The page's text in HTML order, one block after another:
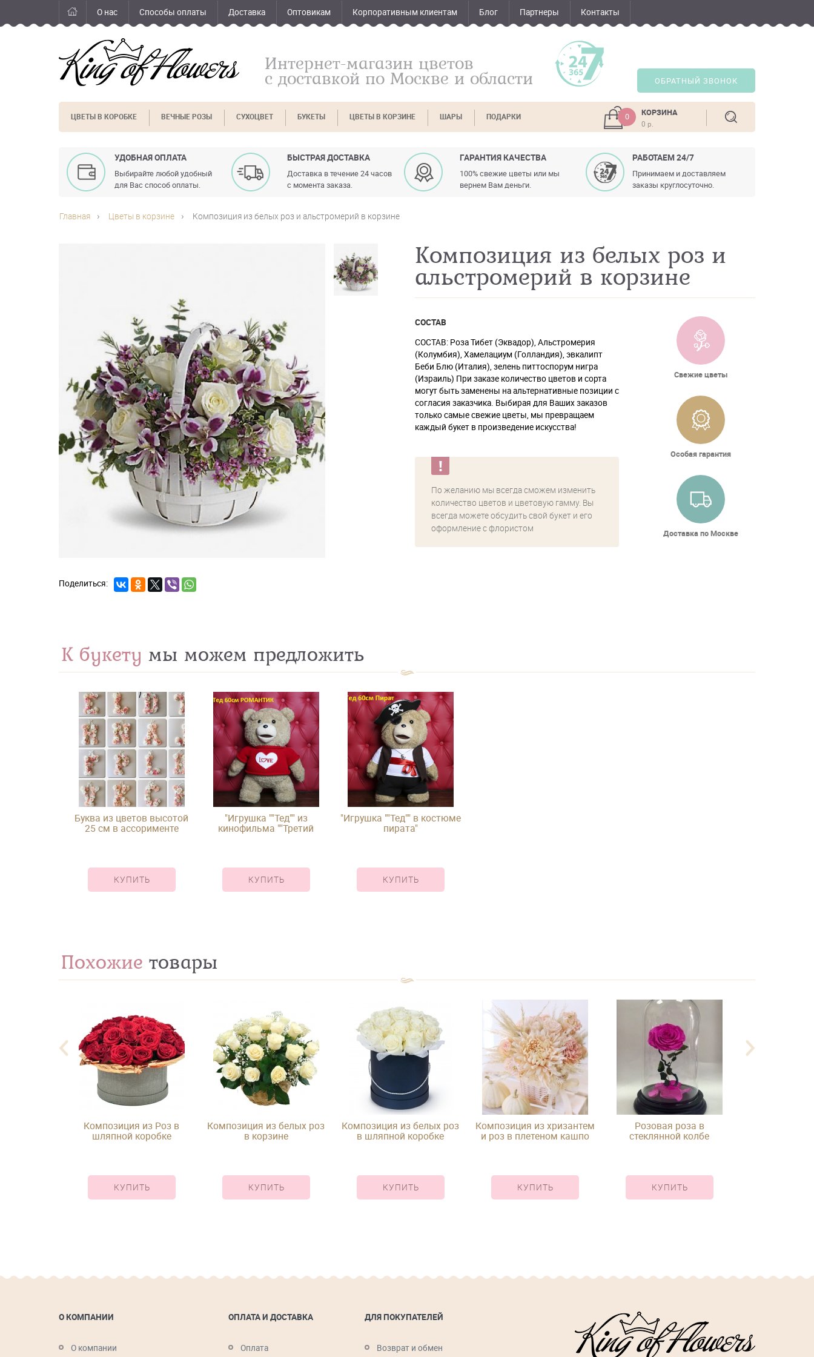
О нас Способы оплаты Доставка Оптовикам Корпоративным клиентам Блог Партнеры Контакты
Интернет-магазин цветов
с доставкой по Москве и области ОБРАТНЫЙ ЗВОНОК
ЦВЕТЫ В КОРОБКЕ ВЕЧНЫЕ РОЗЫ СУХОЦВЕТ БУКЕТЫ ЦВЕТЫ В КОРЗИНЕ ШАРЫ ПОДАРКИ 0 КОРЗИНА
0 р.
УДОБНАЯ ОПЛАТА
Выбирайте любой удобный
для Вас способ оплаты.
БЫСТРАЯ ДОСТАВКА
Доставка в течение 24 часов
с момента заказа.
ГАРАНТИЯ КАЧЕСТВА
100% свежие цветы или мы
вернем Вам деньги.
РАБОТАЕМ 24/7
Принимаем и доставляем
заказы круглосуточно.
Главная Цветы в корзине Композиция из белых роз и альстромерий в корзине
Композиция из белых роз и
альстромерий в корзине
Свежие цветы
Особая гарантия
Доставка по Москве
СОСТАВ
СОСТАВ: Роза Тибет (Эквадор), Альстромерия
(Колумбия), Хамелациум (Голландия), эвкалипт
Беби Блю (Италия), зелень питтоспорум нигра
(Израиль) При заказе количество цветов и сорта
могут быть заменены на альтернативные позиции с
согласия заказчика. Выбирая для Ваших заказов
только самые свежие цветы, мы превращаем
каждый букет в произведение искусства!
По желанию мы всегда сможем изменить
количество цветов и цветовую гамму. Вы
всегда можете обсудить свой букет и его
оформление с флористом
К букету мы можем предложить
Буква из цветов высотой
25 см в ассорименте
КУПИТЬ
"Игрушка ""Тед"" из
кинофильма ""Третий
КУПИТЬ
"Игрушка ""Тед"" в костюме
пирата"
КУПИТЬ
Похожие товары
Композиция из Роз в
шляпной коробке
КУПИТЬ
Композиция из белых роз
в корзине
КУПИТЬ
Композиция из белых роз
в шляпной коробке
КУПИТЬ
Композиция из хризантем
и роз в плетеном кашпо
КУПИТЬ
Розовая роза в
стеклянной колбе
КУПИТЬ
О КОМПАНИИ
О компании
ОПЛАТА И ДОСТАВКА
Оплата
ДЛЯ ПОКУПАТЕЛЕЙ
Возврат и обмен